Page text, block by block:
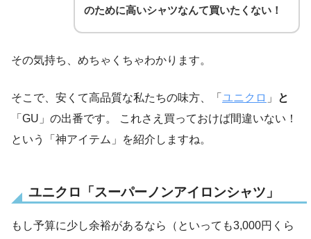
のために高いシャツなんて買いたくない！
その気持ち、めちゃくちゃわかります。
そこで、安くて高品質な私たちの味方、「 ユニクロ 」
と
「GU」の出番です。 これさえ買っておけば間違いない！
という「神アイテム」を紹介しますね。
ユニクロ「スーパーノンアイロンシャツ」
もし予算に少し余裕があるなら（といっても3,000円くら